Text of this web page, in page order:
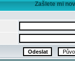
Zašlete mi